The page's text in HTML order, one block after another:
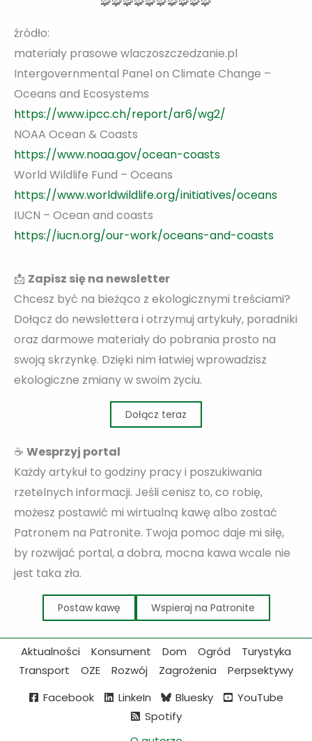
źródło:
materiały prasowe wlaczoszczedzanie.pl
Intergovernmental Panel on Climate Change –
Oceans and Ecosystems
https://www.ipcc.ch/report/ar6/wg2/
NOAA Ocean & Coasts
https://www.noaa.gov/ocean-coasts
World Wildlife Fund – Oceans
https://www.worldwildlife.org/initiatives/oceans
IUCN – Ocean and coasts
https://iucn.org/our-work/oceans-and-coasts
📩 Zapisz się na newsletter
Chcesz być na bieżąco z ekologicznymi treściami?
Dołącz do newslettera i otrzymuj artykuły, poradniki
oraz darmowe materiały do pobrania prosto na
swoją skrzynkę. Dzięki nim łatwiej wprowadzisz
ekologiczne zmiany w swoim życiu.
Dołącz teraz
☕ Wesprzyj portal
Każdy artykuł to godziny pracy i poszukiwania
rzetelnych informacji. Jeśli cenisz to, co robię,
możesz postawić mi wirtualną kawę albo zostać
Patronem na Patronite. Twoja pomoc daje mi siłę,
by rozwijać portal, a dobra, mocna kawa wcale nie
jest taka zła.
Postaw kawę Wspieraj na Patronite
Aktualności Konsument Dom Ogród
Turystyka
Transport
OZE Rozwój Zagrożenia
Perpsektywy
Facebook
LinkeIn Bluesky
YouTube
Spotify